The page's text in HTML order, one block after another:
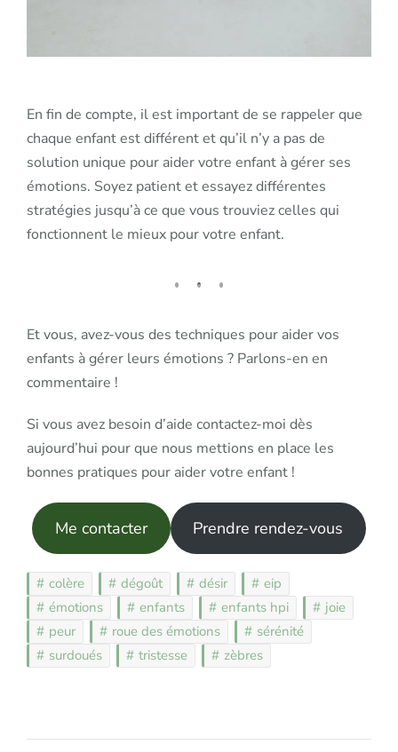
En fin de compte, il est important de se rappeler que
chaque enfant est différent et qu’il n’y a pas de
solution unique pour aider votre enfant à gérer ses
émotions. Soyez patient et essayez différentes
stratégies jusqu’à ce que vous trouviez celles qui
fonctionnent le mieux pour votre enfant.
Et vous, avez-vous des techniques pour aider vos
enfants à gérer leurs émotions ? Parlons-en en
commentaire !
Si vous avez besoin d’aide contactez-moi dès
aujourd’hui pour que nous mettions en place les
bonnes pratiques pour aider votre enfant !
Me contacter Prendre rendez-vous
colère dégoût désir
eip
émotions
enfants enfants hpi
joie
peur
roue des émotions
sérénité
surdoués
tristesse zèbres